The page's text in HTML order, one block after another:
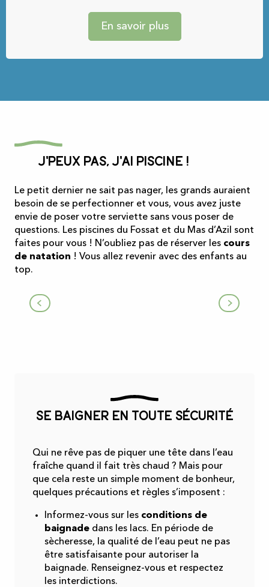
En savoir plus
J'peux pas, j'ai piscine !
Le petit dernier ne sait pas nager, les grands auraient
besoin de se perfectionner et vous, vous avez juste
envie de poser votre serviette sans vous poser de
questions. Les piscines du Fossat et du Mas d’Azil sont
faites pour vous ! N’oubliez pas de réserver les cours
de natation ! Vous allez revenir avec des enfants au
top.
Piscine municipale du Fossat
Se baigner en toute sécurité
Qui ne rêve pas de piquer une tête dans l’eau
fraîche quand il fait très chaud ? Mais pour
que cela reste un simple moment de bonheur,
quelques précautions et règles s’imposent :
Informez-vous sur les conditions de
baignade dans les lacs. En période de
sècheresse, la qualité de l’eau peut ne pas
être satisfaisante pour autoriser la
baignade. Renseignez-vous et respectez
les interdictions.